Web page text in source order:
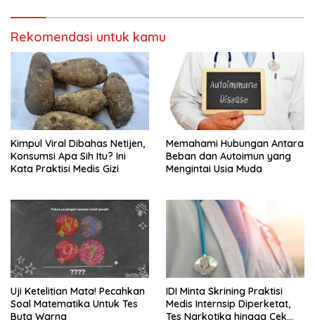
Rekomendasi untuk kamu
Kimpul Viral Dibahas Netijen,
Konsumsi Apa Sih Itu? Ini
Kata Praktisi Medis Gizi
Memahami Hubungan Antara
Beban dan Autoimun yang
Mengintai Usia Muda
Uji Ketelitian Mata! Pecahkan
Soal Matematika Untuk Tes
Buta Warna
IDI Minta Skrining Praktisi
Medis Internsip Diperketat,
Tes Narkotika hingga Cek